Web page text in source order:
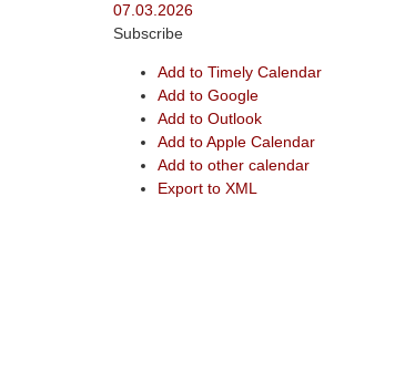
07.03.2026
Subscribe
Add to Timely Calendar
Add to Google
Add to Outlook
Add to Apple Calendar
Add to other calendar
Export to XML